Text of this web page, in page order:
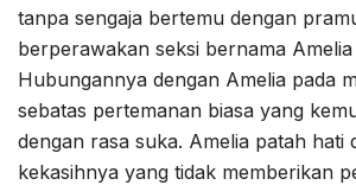
tanpa sengaja bertemu dengan
berperawakan seksi bernama
Hubungannya dengan Amelia pada
sebatas pertemanan biasa yang
dengan rasa suka. Amelia patah hati
kekasihnya yang tidak memberikan